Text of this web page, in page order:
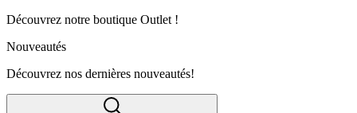
Découvrez notre boutique Outlet !
Nouveautés
Découvrez nos dernières nouveautés!